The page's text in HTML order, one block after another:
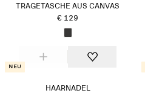
TRAGETASCHE AUS CANVAS
€ 129
Neu
HAARNADEL